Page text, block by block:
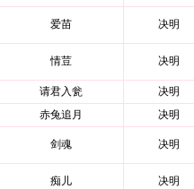
爱苗 决明
情荳 决明
请君入瓮
决明
赤兔追月 决明
剑魂 决明
痴儿 决明